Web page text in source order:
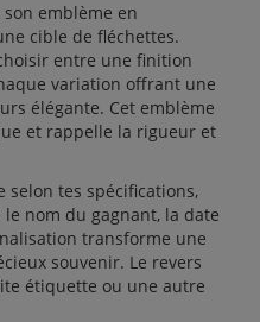
emblème en
cible de fléchettes.
entre une finition
variation offrant une
élégante. Cet emblème
et rappelle la rigueur et
selon tes spécifications,
nom du gagnant, la date
transforme une
souvenir. Le revers
étiquette ou une autre